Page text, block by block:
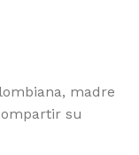
madre
su